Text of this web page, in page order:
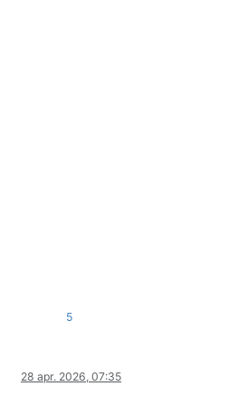
5
28 apr. 2026, 07:35